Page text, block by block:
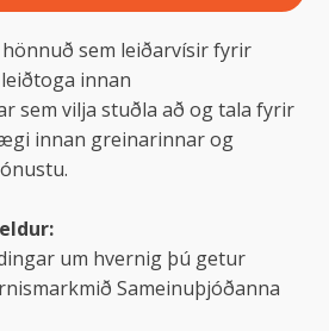
sem leiðarvísir fyrir
innan
sem vilja stuðla að og tala fyrir
innan greinarinnar og
um hvernig þú getur
Sameinuþjóðanna